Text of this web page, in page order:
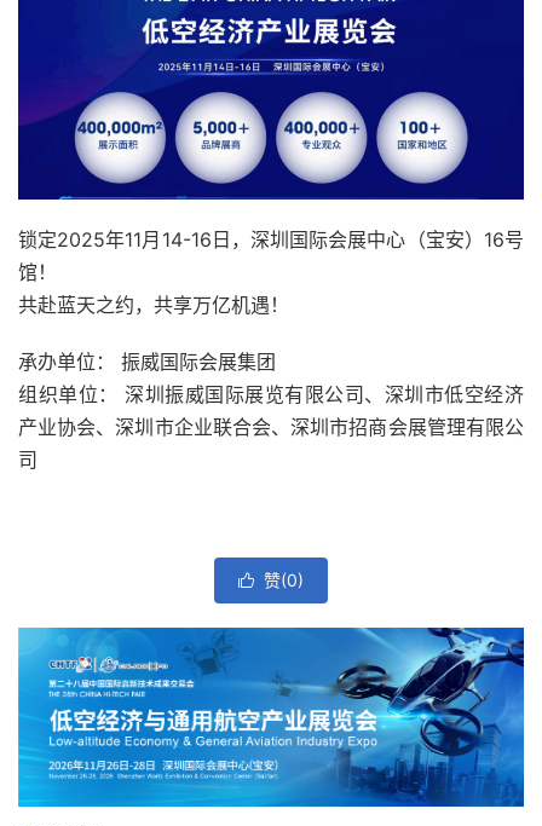
锁定2025年11月14-16日，深圳国际会展中心（宝安）16号
馆！
共赴蓝天之约，共享万亿机遇！
承办单位： 振威国际会展集团
组织单位： 深圳振威国际展览有限公司、深圳市低空经济
产业协会、深圳市企业联合会、深圳市招商会展管理有限公
司
 赞(0)